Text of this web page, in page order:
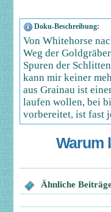
Doku-Beschreibung:
Von Whitehorse
Weg der
Spuren der
kann mir keiner
aus Grainau ist
laufen wollen, bei
vorbereitet, ist fast
Warum
Ähnliche